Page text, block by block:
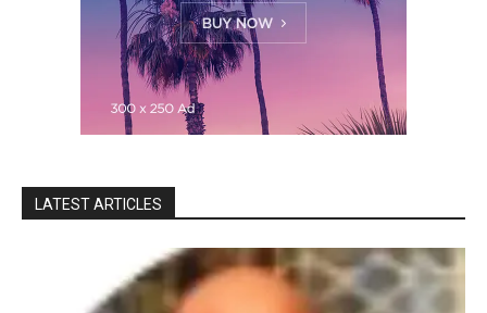
LATEST ARTICLES